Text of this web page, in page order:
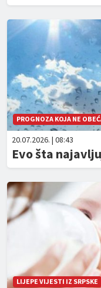
PROGNOZA KOJA NE
20.07.2026. | 08:43
Evo šta
LIJEPE VIJESTI IZ SRPSKE